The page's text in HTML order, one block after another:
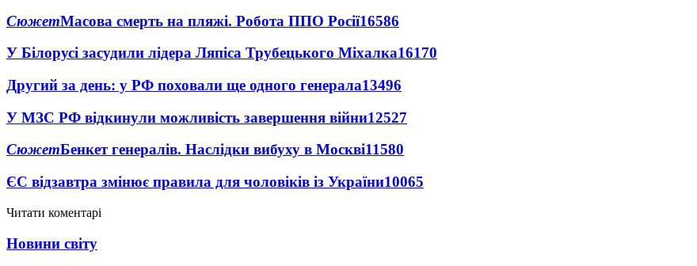
СюжетМасова смерть на пляжі. Робота ППО Росії16586
У Білорусі засудили лідера Ляпіса Трубецького Міхалка16170
Другий за день: у РФ поховали ще одного генерала13496
У МЗС РФ відкинули можливість завершення війни12527
СюжетБенкет генералів. Наслідки вибуху в Москві11580
ЄС відзавтра змінює правила для чоловіків із України10065
Читати коментарі
Новини світу